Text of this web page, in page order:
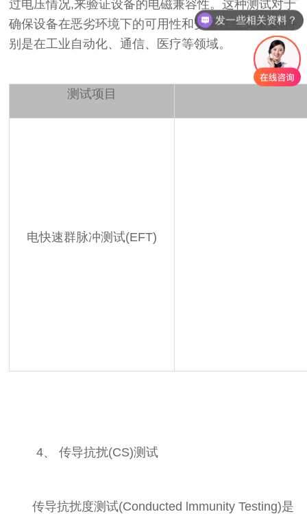
过电压情况,来验证设备的电磁兼容性。这种测试对于
确保设备在恶劣环境下的可用性和安全性至关重要,特
别是在工业自动化、通信、医疗等领域‌。
测试项目
电快速群脉冲测试(EFT)
4、 传导抗扰(CS)测试
传导抗扰度测试(Conducted lmmunity Testing)是
发一些相关资料？